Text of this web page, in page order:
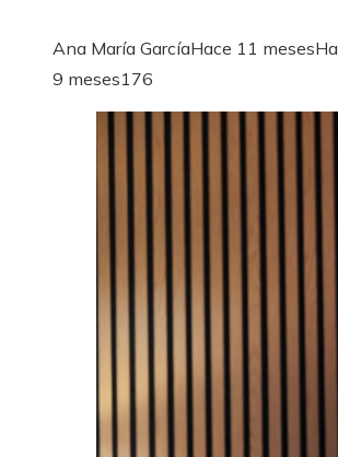
Ana María GarcíaHace 11 meses
9 meses176